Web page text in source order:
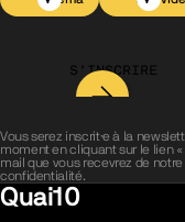
S’INSCRIRE
Vous serez inscrit·e à la
moment en cliquant sur le lien
mail que vous recevrez de
confidentialité.
Quai10